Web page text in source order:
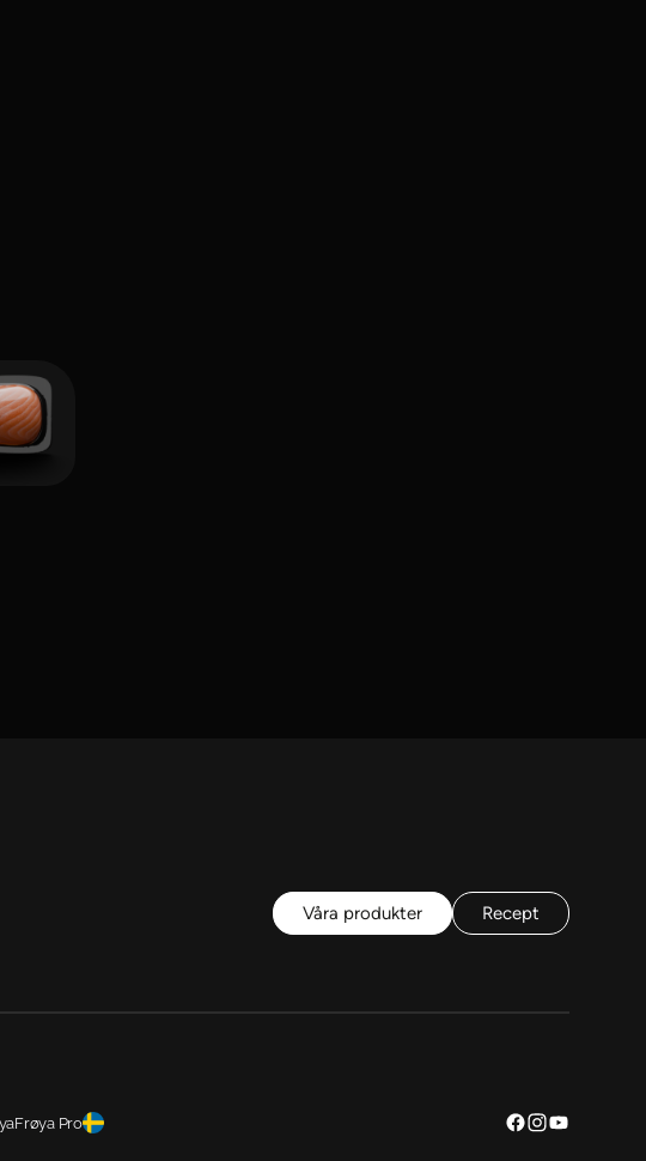
Våra produkter Recept
Frøya Pro